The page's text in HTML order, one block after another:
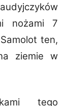
nożami 7
ten,
ziemie w
tego